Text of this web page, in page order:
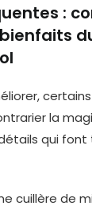
:
la
qui font
cuillère de